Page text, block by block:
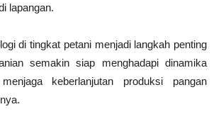
lapangan.
di tingkat petani menjadi langkah penting
semakin siap menghadapi dinamika
keberlanjutan produksi pangan